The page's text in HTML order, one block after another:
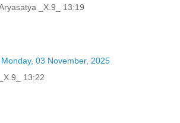
_X.9_ 13:19
Monday, 03 November, 2025
13:22